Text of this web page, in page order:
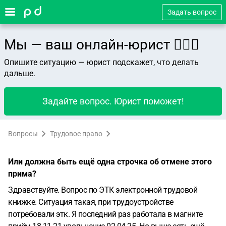
Задать вопрос
Мы — ваш онлайн-юрист 👨🏻‍⚖️
Опишите ситуацию — юрист подскажет, что делать
дальше.
Задайте вопрос. Юрист поможет!
Вопросы Трудовое право
Или должна быть ещё одна строчка об отмене этого
прима?
Здравствуйте. Вопрос по ЭТК электронной трудовой
книжке. Ситуация такая, при трудоустройстве
потребовали этк. Я последний раз работала в магните